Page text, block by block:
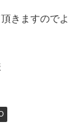
きますので